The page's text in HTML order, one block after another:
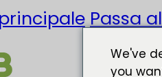
Passa
We've
you